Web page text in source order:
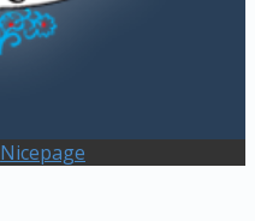
Nicepage